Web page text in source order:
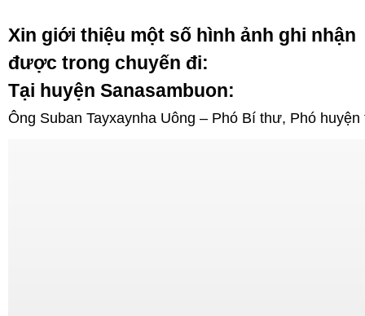
Xin giới thiệu một số hình ảnh ghi nhận
được trong chuyến đi:
Tại huyện Sanasambuon:
Ông Suban Tayxaynha Uông – Phó Bí thư, Phó